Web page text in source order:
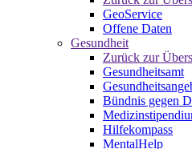
GeoService
Offene Daten
Gesundheit
Zurück zur
Gesundheitsamt
Bündnis gegen
Hilfekompass
MentalHelp